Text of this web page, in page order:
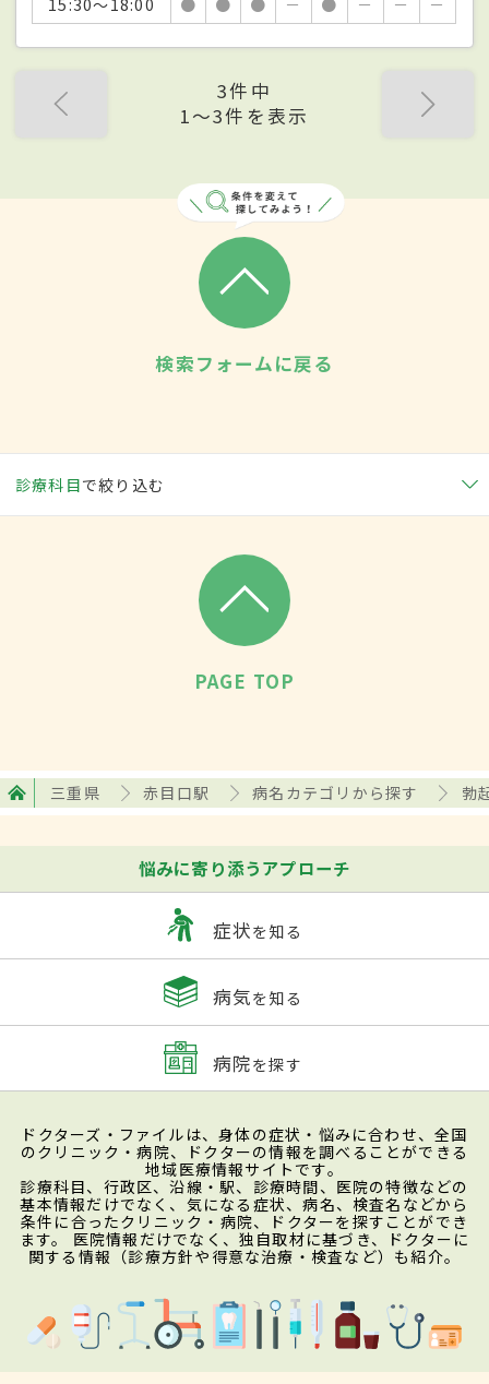
3件中
1〜3件を表示
検索フォームに戻る
診療科目で絞り込む
PAGE TOP
三重県 赤目口駅 病名カテゴリから探す 勃
悩みに寄り添うアプローチ
症状を知る
病気を知る
病院を探す
ドクターズ・ファイルは、身体の症状・悩みに合わせ、全国
のクリニック・病院、ドクターの情報を調べることができる
地域医療情報サイトです。
診療科目、行政区、沿線・駅、診療時間、医院の特徴などの
基本情報だけでなく、気になる症状、病名、検査名などから
条件に合ったクリニック・病院、ドクターを探すことができ
ます。 医院情報だけでなく、独自取材に基づき、ドクターに
関する情報（診療方針や得意な治療・検査など）も紹介。